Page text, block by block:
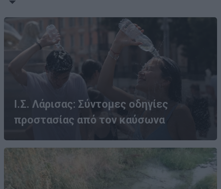
Ι.Σ. Λάρισας: Σύντομες οδηγίες
προστασίας από τον καύσωνα